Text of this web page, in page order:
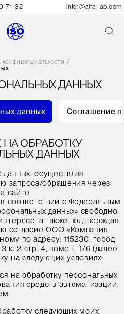
71-32 info1@alfa-lab.com
конфиденциальности /
ДАННЫХ
данных Соглашение
НА ОБРАБОТКУ
ДАННЫХ
данных, осуществляя
запроса/обращения через
сайте
в соответствии с Федеральным
данных» свободно,
а также подтверждая
согласие ООО «Компания
по адресу: 115230, город
к. 2 стр. 4, помещ. 1/6 (далее
на следующих условиях:
на обработку персональных
средств автоматизации,
следующих моих